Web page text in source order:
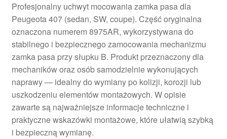
Profesjonalny uchwyt mocowania zamka pasa dla
Peugeota 407 (sedan, SW, coupe). Część oryginalna
oznaczona numerem 8975AR, wykorzystywana do
stabilnego i bezpiecznego zamocowania mechanizmu
zamka pasa przy słupku B. Produkt przeznaczony dla
mechaników oraz osób samodzielnie wykonujących
naprawy — idealny do wymiany po kolizji, korozji lub
uszkodzeniu elementów montażowych. W opisie
zawarte są najważniejsze informacje techniczne i
praktyczne wskazówki montażowe, które ułatwią szybką
i bezpieczną wymianę.